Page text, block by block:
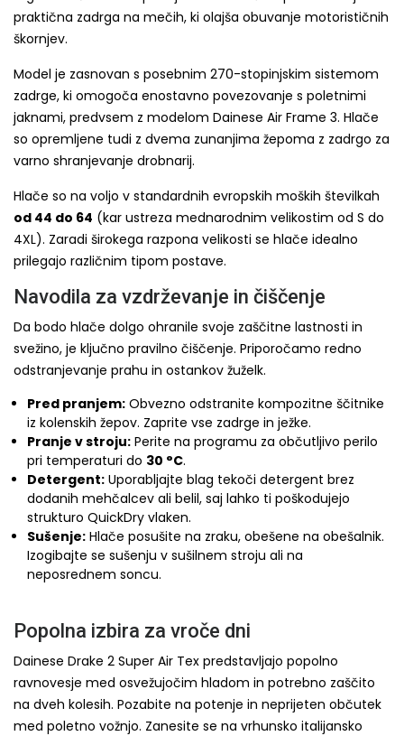
praktična zadrga na mečih, ki olajša obuvanje motorističnih
škornjev.
Model je zasnovan s posebnim 270-stopinjskim sistemom
zadrge, ki omogoča enostavno povezovanje s poletnimi
jaknami, predvsem z modelom Dainese Air Frame 3. Hlače
so opremljene tudi z dvema zunanjima žepoma z zadrgo za
varno shranjevanje drobnarij.
Hlače so na voljo v standardnih evropskih moških številkah
od 44 do 64 (kar ustreza mednarodnim velikostim od S do
4XL). Zaradi širokega razpona velikosti se hlače idealno
prilegajo različnim tipom postave.
Navodila za vzdrževanje in čiščenje
Da bodo hlače dolgo ohranile svoje zaščitne lastnosti in
svežino, je ključno pravilno čiščenje. Priporočamo redno
odstranjevanje prahu in ostankov žuželk.
Pred pranjem: Obvezno odstranite kompozitne ščitnike
iz kolenskih žepov. Zaprite vse zadrge in ježke.
Pranje v stroju: Perite na programu za občutljivo perilo
pri temperaturi do 30 °C.
Detergent: Uporabljajte blag tekoči detergent brez
dodanih mehčalcev ali belil, saj lahko ti poškodujejo
strukturo QuickDry vlaken.
Sušenje: Hlače posušite na zraku, obešene na obešalnik.
Izogibajte se sušenju v sušilnem stroju ali na
neposrednem soncu.
Popolna izbira za vroče dni
Dainese Drake 2 Super Air Tex predstavljajo popolno
ravnovesje med osvežujočim hladom in potrebno zaščito
na dveh kolesih. Pozabite na potenje in neprijeten občutek
med poletno vožnjo. Zanesite se na vrhunsko italijansko